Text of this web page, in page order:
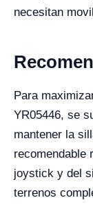
necesitan
Para
YR05446, se
mantener la
recomendable
joystick y del
terrenos